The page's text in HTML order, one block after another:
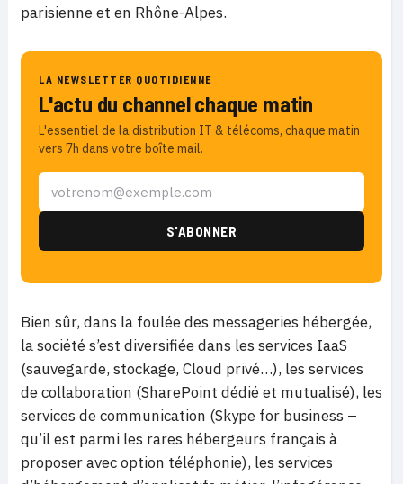
parisienne et en Rhône-Alpes.
LA NEWSLETTER QUOTIDIENNE
L'actu du channel chaque matin
L'essentiel de la distribution IT & télécoms, chaque matin
vers 7h dans votre boîte mail.
Bien sûr, dans la foulée des messageries hébergée,
la société s’est diversifiée dans les services IaaS
(sauvegarde, stockage, Cloud privé…), les services
de collaboration (SharePoint dédié et mutualisé), les
services de communication (Skype for business –
qu’il est parmi les rares hébergeurs français à
proposer avec option téléphonie), les services